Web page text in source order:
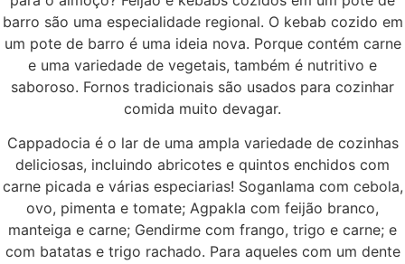
barro são uma especialidade regional. O kebab cozido em
um pote de barro é uma ideia nova. Porque contém carne
e uma variedade de vegetais, também é nutritivo e
saboroso. Fornos tradicionais são usados para cozinhar
comida muito devagar.
Cappadocia é o lar de uma ampla variedade de cozinhas
deliciosas, incluindo abricotes e quintos enchidos com
carne picada e várias especiarias! Soganlama com cebola,
ovo, pimenta e tomate; Agpakla com feijão branco,
manteiga e carne; Gendirme com frango, trigo e carne; e
com batatas e trigo rachado. Para aqueles com um dente